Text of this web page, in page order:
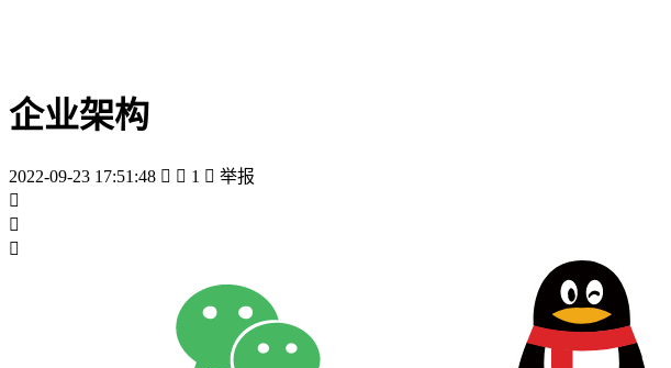
企业架构
2022-09-23 17:51:48   1  举报


